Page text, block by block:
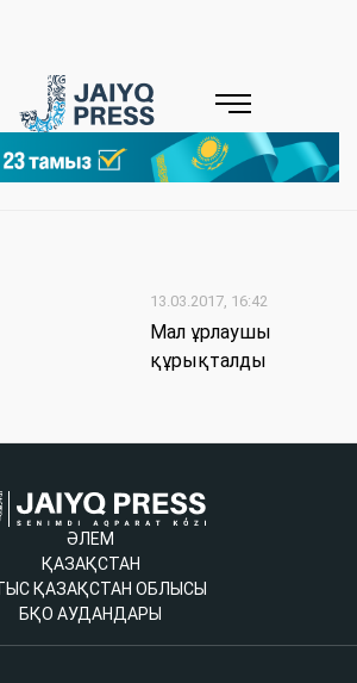
13.03.2017, 16:42
Мал ұрлаушы
құрықталды
ӘЛЕМ
ҚАЗАҚСТАН
ҚАЗАҚСТАН ОБЛЫСЫ
БҚО АУДАНДАРЫ